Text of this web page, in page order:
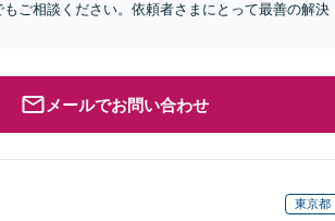
ご相談ください。依頼者さまにとって最善の解決
メールでお問い合わせ
東京都